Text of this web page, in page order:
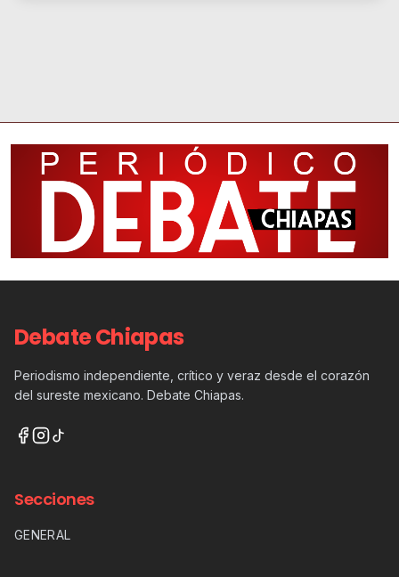
Debate Chiapas
Periodismo independiente, crítico y veraz desde el corazón
del sureste mexicano. Debate Chiapas.
Secciones
GENERAL